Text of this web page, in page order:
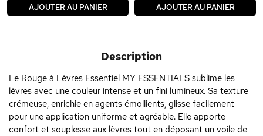
AJOUTER AU PANIER AJOUTER AU PANIER
Description
Le Rouge à Lèvres Essentiel MY ESSENTIALS sublime les
lèvres avec une couleur intense et un fini lumineux. Sa texture
crémeuse, enrichie en agents émollients, glisse facilement
pour une application uniforme et agréable. Elle apporte
confort et souplesse aux lèvres tout en déposant un voile de